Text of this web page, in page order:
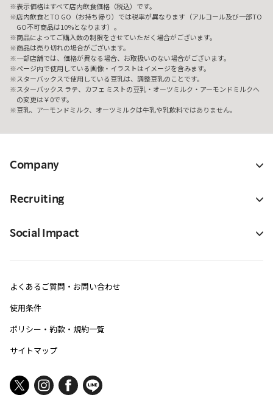
表示価格はすべて店内飲食価格（税込）です。
店内飲食とTO GO（お持ち帰り）では税率が異なります（アルコール及び一部TO
GO不可商品は10%となります）。
商品によってご購入数の制限をさせていただく場合がございます。
商品は売り切れの場合がございます。
一部店舗では、価格が異なる場合、お取扱いのない場合がございます。
ページ内で使用している画像・イラストはイメージを含みます。
スターバックスで使用している豆乳は、調整豆乳のことです。
スターバックス ラテ、カフェ ミストの豆乳・オーツミルク・アーモンドミルクへ
の変更は￥0です。
豆乳、アーモンドミルク、オーツミルクは牛乳や乳飲料ではありません。
Company
Recruiting
Social Impact
よくあるご質問・お問い合わせ
使用条件
ポリシー・約款・規約一覧
サイトマップ